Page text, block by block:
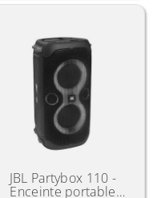
JBL Partybox 110 -
Enceinte portable